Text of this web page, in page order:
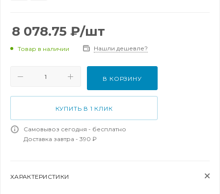
8 078.75 ₽/шт
Товар в наличии Нашли дешевле?
В КОРЗИНУ
КУПИТЬ В 1 КЛИК
Самовывоз сегодня - бесплатно
Доставка завтра - 390 ₽
ХАРАКТЕРИСТИКИ